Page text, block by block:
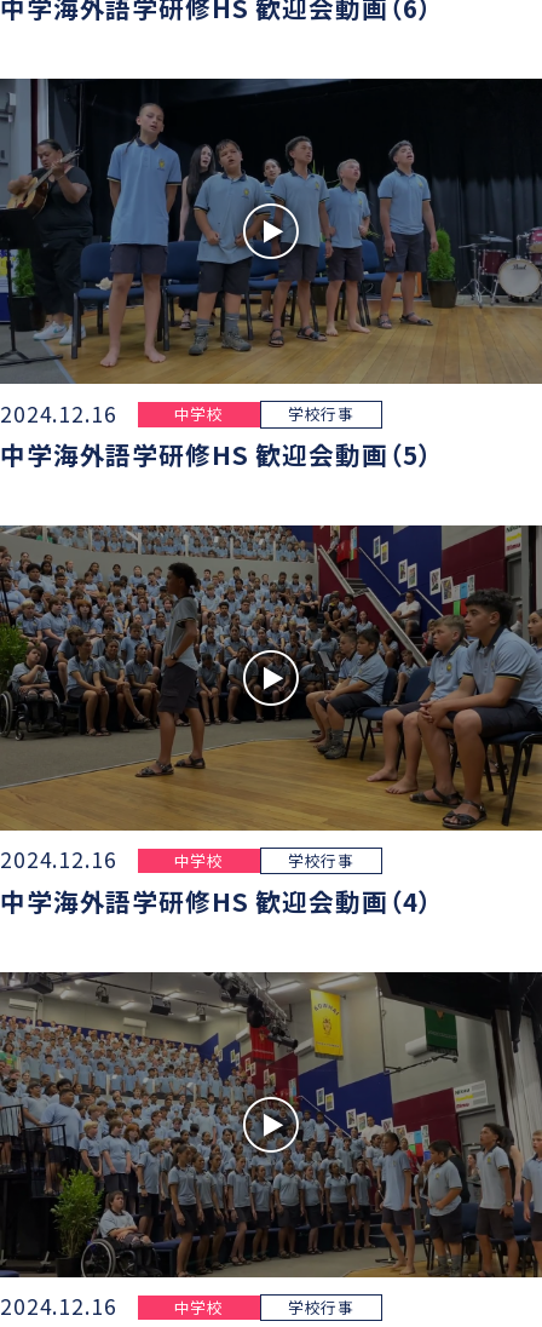
中学海外語学研修HS 歓迎会動画（6）
2024.12.16 中学校 学校行事
中学海外語学研修HS 歓迎会動画（5）
2024.12.16 中学校 学校行事
中学海外語学研修HS 歓迎会動画（4）
2024.12.16 中学校 学校行事